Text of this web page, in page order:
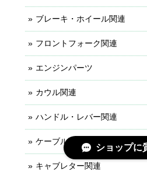
ブレーキ・ホイール関連
フロントフォーク関連
エンジンパーツ
カウル関連
ハンドル・レバー関連
ケーブル・ライン関連
キャブレター関連
ショップに